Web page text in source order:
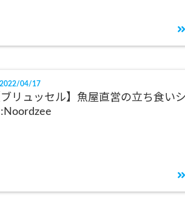
04/17
リュッセル】魚屋直営の立ち食い